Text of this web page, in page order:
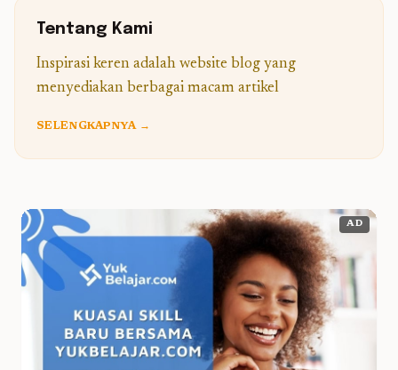
Tentang Kami
Inspirasi keren adalah website blog yang
menyediakan berbagai macam artikel
SELENGKAPNYA →
AD